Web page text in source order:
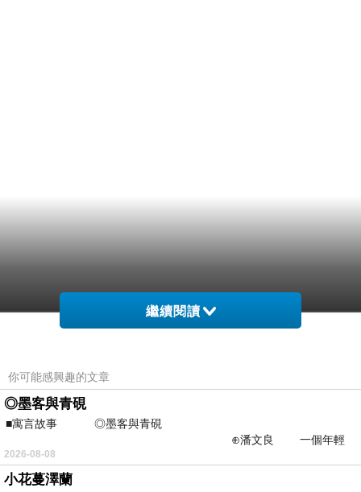
繼續閱讀
你可能感興趣的文章
◎墨客與青硯
■寓言故事 ◎墨客與青硯
⊕潘文良 一個年輕
的墨客，在京城的古玩肆裡
2026-08-08
小花蔓澤蘭